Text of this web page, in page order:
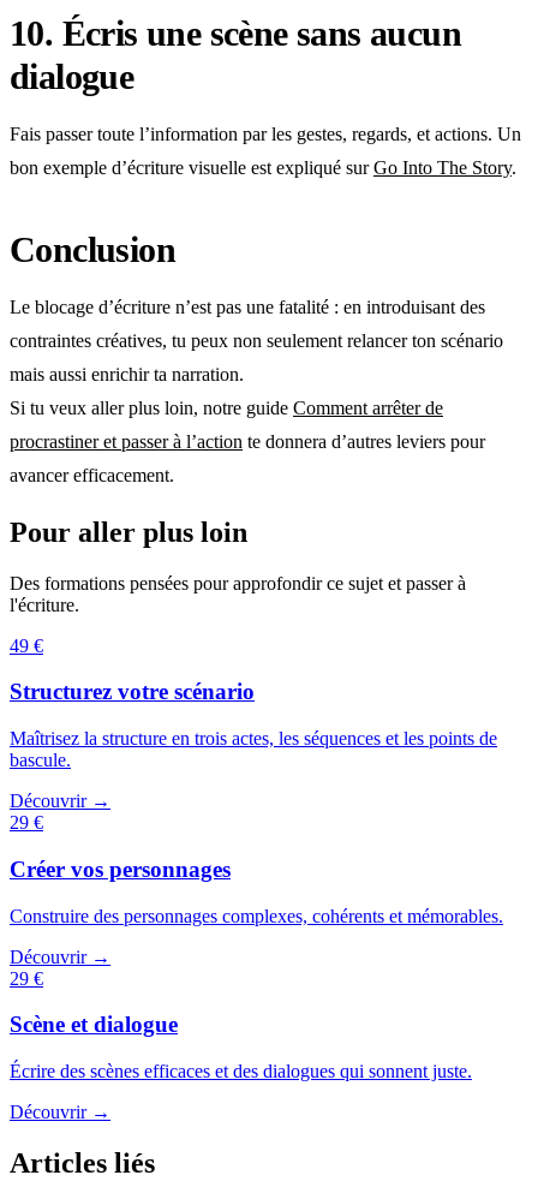
10. Écris une scène sans aucun
dialogue
Fais passer toute l’information par les gestes, regards, et actions. Un
bon exemple d’écriture visuelle est expliqué surGo Into The Story.
Conclusion
Le blocage d’écriture n’est pas une fatalité : en introduisant des
contraintes créatives, tu peux non seulement relancer ton scénario
mais aussi enrichir ta narration.
Si tu veux aller plus loin, notre guide Comment arrêter de
procrastiner et passer à l’action te donnera d’autres leviers pour
avancer efficacement.
Pour aller plus loin
Des formations pensées pour approfondir ce sujet et passer à
l'écriture.
49 €
Structurez votre scénario
Maîtrisez la structure en trois actes, les séquences et les points de
bascule.
Découvrir →
29 €
Créer vos personnages
Construire des personnages complexes, cohérents et mémorables.
Découvrir →
29 €
Scène et dialogue
Écrire des scènes efficaces et des dialogues qui sonnent juste.
Découvrir →
Articles liés